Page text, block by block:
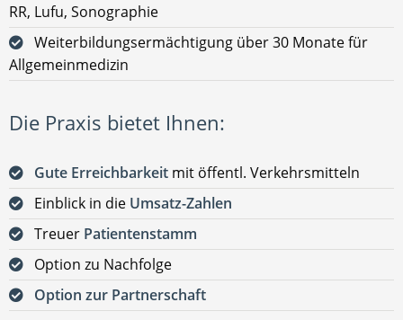
RR, Lufu, Sonographie
Weiterbildungsermächtigung über 30 Monate für
Allgemeinmedizin
Die Praxis bietet Ihnen:
Gute Erreichbarkeit mit öffentl. Verkehrsmitteln
Einblick in die Umsatz-Zahlen
Treuer Patientenstamm
Option zu Nachfolge
Option zur Partnerschaft